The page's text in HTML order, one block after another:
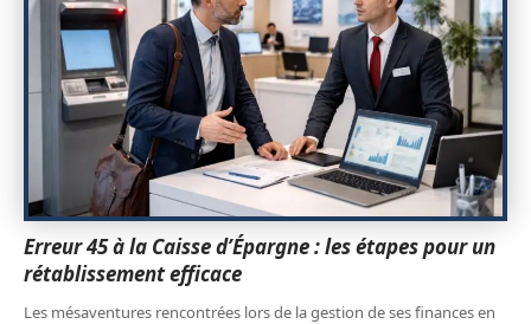
Erreur 45 à la Caisse d’Épargne : les étapes pour un
rétablissement efficace
Les mésaventures rencontrées lors de la gestion de ses finances en